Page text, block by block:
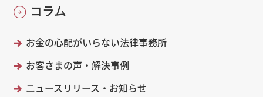
コラム
お金の心配がいらない法律事務所
お客さまの声・解決事例
ニュースリリース・お知らせ